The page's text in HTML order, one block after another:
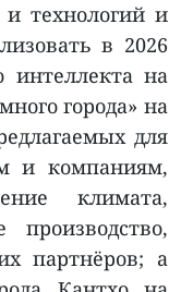
технологий и
в 2026
интеллекта на
города» на
для
и компаниям,
климата,
производство,
партнёров; а